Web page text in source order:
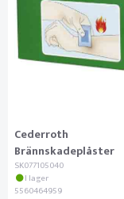
Cederroth
Brännskadeplåster
SK077105040
I lager
5560464959